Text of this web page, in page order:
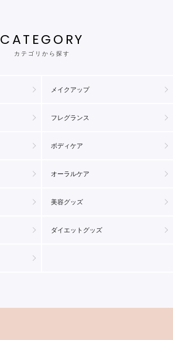
CATEGORY
カテゴリから探す
メイクアップ
フレグランス
ボディケア
オーラルケア
美容グッズ
ダイエットグッズ